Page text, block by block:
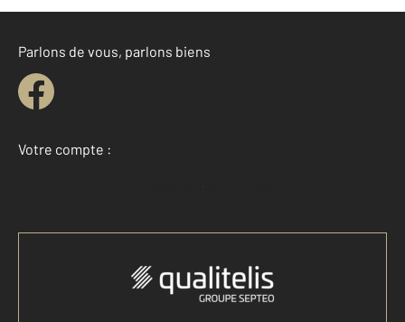
Parlons de vous, parlons biens
Votre compte :
Accéder à mon compte